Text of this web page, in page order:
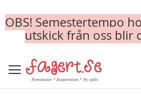
OBS! Semestertempo
utskick från oss blir
to
Content